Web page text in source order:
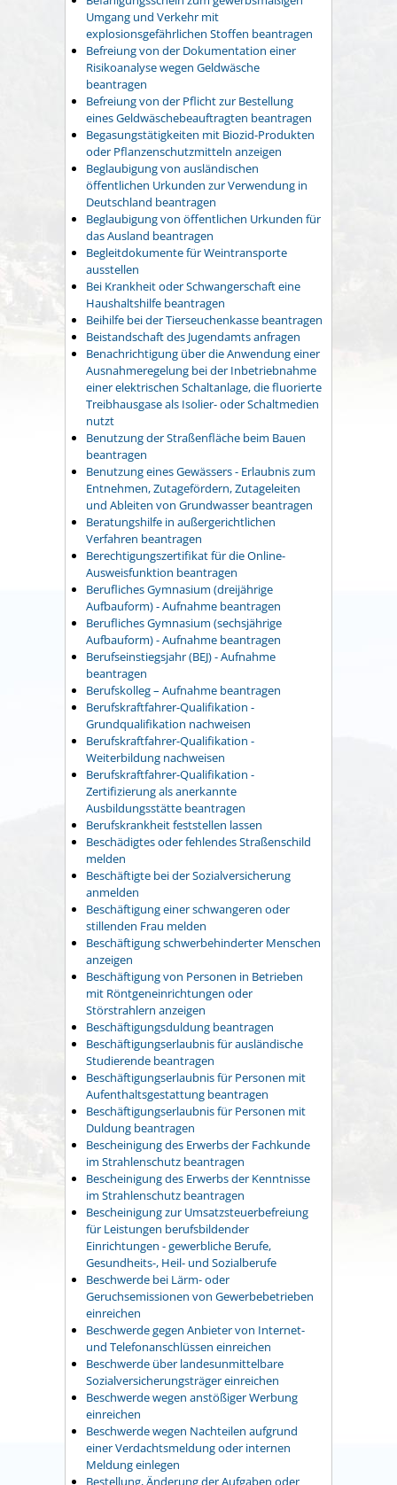
Umgang und Verkehr mit
explosionsgefährlichen Stoffen beantragen
Befreiung von der Dokumentation einer
Risikoanalyse wegen Geldwäsche
beantragen
Befreiung von der Pflicht zur Bestellung
eines Geldwäschebeauftragten beantragen
Begasungstätigkeiten mit Biozid-Produkten
oder Pflanzenschutzmitteln anzeigen
Beglaubigung von ausländischen
öffentlichen Urkunden zur Verwendung in
Deutschland beantragen
Beglaubigung von öffentlichen Urkunden für
das Ausland beantragen
Begleitdokumente für Weintransporte
ausstellen
Bei Krankheit oder Schwangerschaft eine
Haushaltshilfe beantragen
Beihilfe bei der Tierseuchenkasse beantragen
Beistandschaft des Jugendamts anfragen
Benachrichtigung über die Anwendung einer
Ausnahmeregelung bei der Inbetriebnahme
einer elektrischen Schaltanlage, die fluorierte
Treibhausgase als Isolier- oder Schaltmedien
nutzt
Benutzung der Straßenfläche beim Bauen
beantragen
Benutzung eines Gewässers - Erlaubnis zum
Entnehmen, Zutagefördern, Zutageleiten
und Ableiten von Grundwasser beantragen
Beratungshilfe in außergerichtlichen
Verfahren beantragen
Berechtigungszertifikat für die Online-
Ausweisfunktion beantragen
Berufliches Gymnasium (dreijährige
Aufbauform) - Aufnahme beantragen
Berufliches Gymnasium (sechsjährige
Aufbauform) - Aufnahme beantragen
Berufseinstiegsjahr (BEJ) - Aufnahme
beantragen
Berufskolleg – Aufnahme beantragen
Berufskraftfahrer-Qualifikation -
Grundqualifikation nachweisen
Berufskraftfahrer-Qualifikation -
Weiterbildung nachweisen
Berufskraftfahrer-Qualifikation -
Zertifizierung als anerkannte
Ausbildungsstätte beantragen
Berufskrankheit feststellen lassen
Beschädigtes oder fehlendes Straßenschild
melden
Beschäftigte bei der Sozialversicherung
anmelden
Beschäftigung einer schwangeren oder
stillenden Frau melden
Beschäftigung schwerbehinderter Menschen
anzeigen
Beschäftigung von Personen in Betrieben
mit Röntgeneinrichtungen oder
Störstrahlern anzeigen
Beschäftigungsduldung beantragen
Beschäftigungserlaubnis für ausländische
Studierende beantragen
Beschäftigungserlaubnis für Personen mit
Aufenthaltsgestattung beantragen
Beschäftigungserlaubnis für Personen mit
Duldung beantragen
Bescheinigung des Erwerbs der Fachkunde
im Strahlenschutz beantragen
Bescheinigung des Erwerbs der Kenntnisse
im Strahlenschutz beantragen
Bescheinigung zur Umsatzsteuerbefreiung
für Leistungen berufsbildender
Einrichtungen - gewerbliche Berufe,
Gesundheits-, Heil- und Sozialberufe
Beschwerde bei Lärm- oder
Geruchsemissionen von Gewerbebetrieben
einreichen
Beschwerde gegen Anbieter von Internet-
und Telefonanschlüssen einreichen
Beschwerde über landesunmittelbare
Sozialversicherungsträger einreichen
Beschwerde wegen anstößiger Werbung
einreichen
Beschwerde wegen Nachteilen aufgrund
einer Verdachtsmeldung oder internen
Meldung einlegen
Bestellung, Änderung der Aufgaben oder